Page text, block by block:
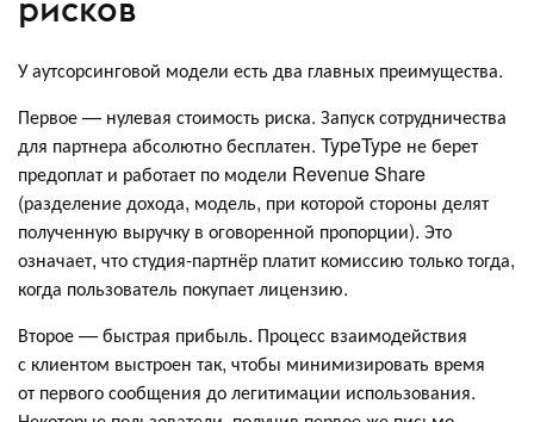
рисков
У аутсорсинговой модели есть два главных преимущества.
Первое — нулевая стоимость риска. Запуск сотрудничества
для партнера абсолютно бесплатен. TypeType не берет
предоплат и работает по модели Revenue Share
(разделение дохода, модель, при которой стороны делят
полученную выручку в оговоренной пропорции). Это
означает, что студия-партнёр платит комиссию только тогда,
когда пользователь покупает лицензию.
Второе — быстрая прибыль. Процесс взаимодействия
с клиентом выстроен так, чтобы минимизировать время
от первого сообщения до легитимации использования.